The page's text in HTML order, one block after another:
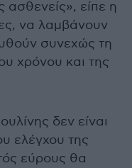
ασθενείς», είπε η
να λαμβάνουν
συνεχώς τη
χρόνου και της
δεν είναι
ελέγχου της
εύρους θα